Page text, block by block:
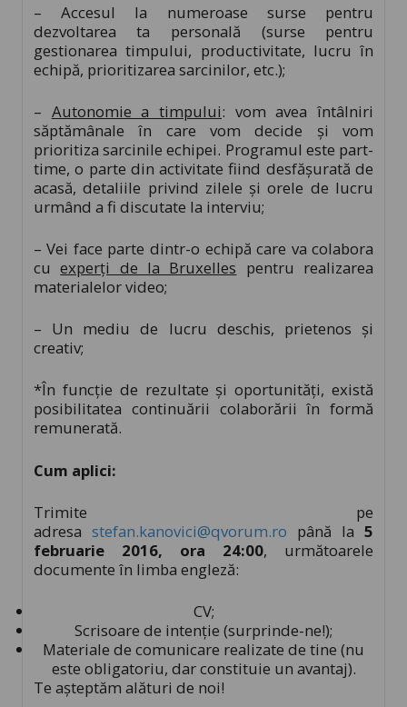
– Accesul la numeroase surse pentru
dezvoltarea ta personală (surse pentru
gestionarea timpului, productivitate, lucru în
echipă, prioritizarea sarcinilor, etc.);
– Autonomie a timpului: vom avea întâlniri
săptămânale în care vom decide şi vom
prioritiza sarcinile echipei. Programul este part-
time, o parte din activitate fiind desfăşurată de
acasă, detaliile privind zilele şi orele de lucru
urmând a fi discutate la interviu;
– Vei face parte dintr-o echipă care va colabora
cuexperţi de la Bruxelles pentru realizarea
materialelor video;
– Un mediu de lucru deschis, prietenos şi
creativ;
*În funcţie de rezultate şi oportunităţi, există
posibilitatea continuării colaborării în formă
remunerată.
Cum aplici:
Trimite pe
adresa stefan.kanovici@qvorum.ro până la5
februarie 2016, ora 24:00, următoarele
documente în limba engleză:
CV;
Scrisoare de intenție (surprinde-ne!);
Materiale de comunicare realizate de tine (nu
este obligatoriu, dar constituie un avantaj).
Te aşteptăm alături de noi!